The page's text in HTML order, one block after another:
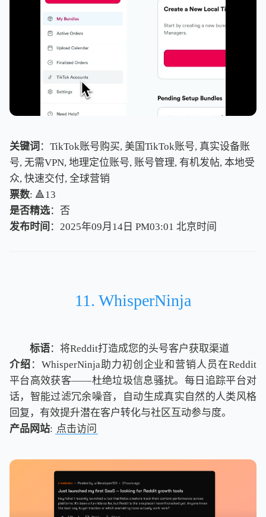
关键词 ：TikTok账号购买, 美国TikTok账号, 真实设备账
号, 无需VPN, 地理定位账号, 账号管理, 有机发帖, 本地受
众, 快速交付, 全球营销
票数: 🔺13
是否精选：否
发布时间 ：2025年09月14日 PM03:01 北京时间
北京时间
11. WhisperNinja
标语：将Reddit打造成您的头号客户获取渠道
介绍 ：WhisperNinja助力初创企业和营销人员在Reddit
平台高效获客——杜绝垃圾信息骚扰。每日追踪平台对
话，智能过滤冗余噪音，自动生成真实自然的人类风格
回复，有效提升潜在客户转化与社区互动参与度。
产品网站: 点击访问